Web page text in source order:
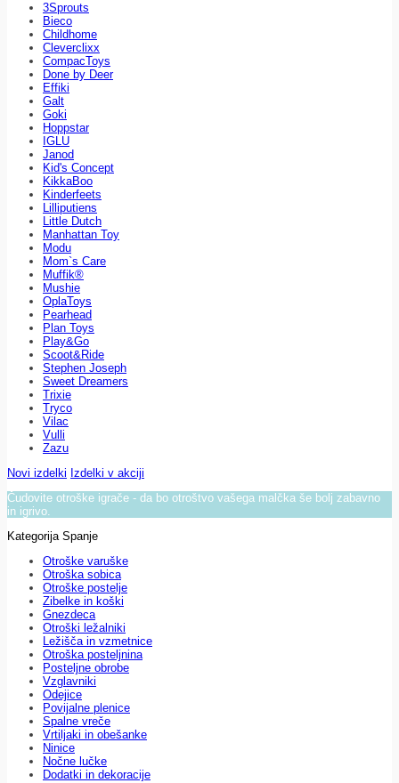
3Sprouts
Bieco
Childhome
Cleverclixx
CompacToys
Done by Deer
Effiki
Galt
Goki
Hoppstar
IGLU
Janod
Kid's Concept
KikkaBoo
Kinderfeets
Lilliputiens
Little Dutch
Manhattan Toy
Modu
Mom`s Care
Muffik®
Mushie
OplaToys
Pearhead
Plan Toys
Play&Go
Scoot&Ride
Stephen Joseph
Sweet Dreamers
Trixie
Tryco
Vilac
Vulli
Zazu
Novi izdelki Izdelki v akciji
Čudovite otroške igrače - da bo otroštvo vašega malčka še bolj zabavno
in igrivo.
Kategorija Spanje
Otroške varuške
Otroška sobica
Otroške postelje
Zibelke in koški
Gnezdeca
Otroški ležalniki
Ležišča in vzmetnice
Otroška posteljnina
Posteljne obrobe
Vzglavniki
Odejice
Povijalne plenice
Spalne vreče
Vrtiljaki in obešanke
Ninice
Nočne lučke
Dodatki in dekoracije